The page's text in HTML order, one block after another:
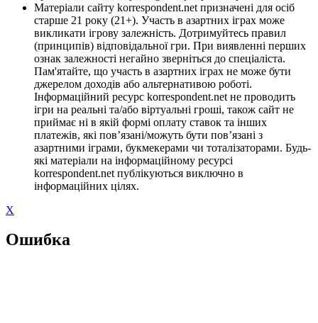
Матеріали сайту korrespondent.net призначені для осіб
старше 21 року (21+). Участь в азартних іграх може
викликати ігрову залежність. Дотримуйтесь правил
(принципів) відповідальної гри. При виявленні перших
ознак залежності негайно зверніться до спеціаліста.
Пам'ятайте, що участь в азартних іграх не може бути
джерелом доходів або альтернативою роботі.
Інформаційний ресурс korrespondent.net не проводить
ігри на реальні та/або віртуальні гроші, також сайт не
приймає ні в якій формі оплату ставок та інших
платежів, які пов’язані/можуть бути пов’язані з
азартними іграми, букмекерами чи тоталізаторами. Будь-
які матеріали на інформаційному ресурсі
korrespondent.net публікуються виключно в
інформаційних цілях.
X
Ошибка